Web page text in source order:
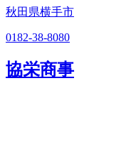
秋田県横手市
0182-38-8080
協栄商事